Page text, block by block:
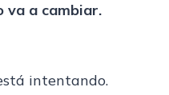
va a cambiar.
intentando.